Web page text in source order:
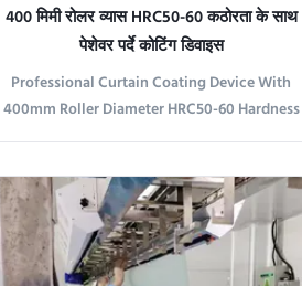
400 मिमी रोलर व्यास HRC50-60 कठोरता के साथ
पेशेवर पर्दे कोटिंग डिवाइस
Professional Curtain Coating Device With
400mm Roller Diameter HRC50-60 Hardness
Product Overview The Curtain Coater Device
designed for efficient and high-quality
coating applications. Equipped with 4-6
coating rollers of hardness between HRC50-
60 and ...